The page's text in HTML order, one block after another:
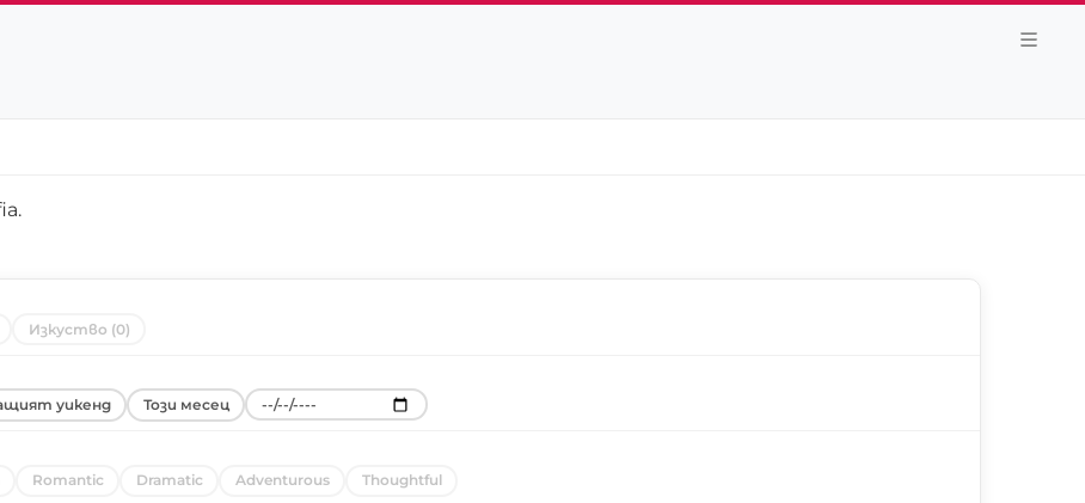
.
Изкуство (0)
уикенд Този месец
Romantic Dramatic Adventurous Thoughtful